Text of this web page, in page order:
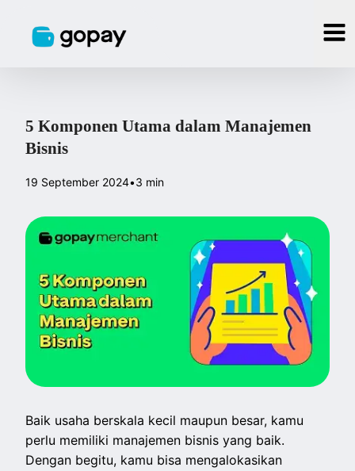
5 Komponen Utama dalam Manajemen
Bisnis
19 September 2024•3 min
Baik usaha berskala kecil maupun besar, kamu
perlu memiliki manajemen bisnis yang baik.
Dengan begitu, kamu bisa mengalokasikan